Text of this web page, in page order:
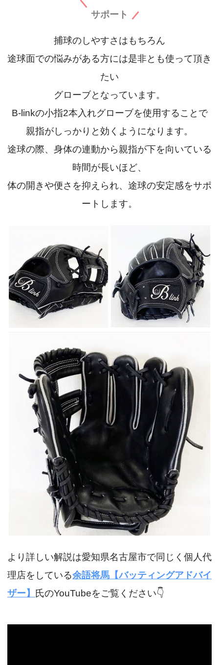
サポート
捕球のしやすさはもちろん
途球面での悩みがある方には是非とも使って頂き
たい
グローブとなっています。
B-linkの小指2本入れグローブを使用することで
親指がしっかりと効くようになります。
途球の際、身体の連動から親指が下を向いている
時間が長いほど、
体の開きや便さを抑えられ、途球の安定感をサポ
ートします。
より詳しい解説は愛知県名古屋市で同じく個人代
理店をしている余語将馬【バッティングアドバイ
ザー】 氏のYouTubeをご覧ください👇